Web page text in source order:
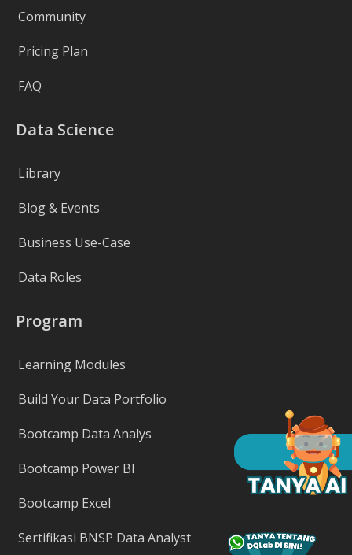
Community
Pricing Plan
FAQ
Data Science
Library
Blog & Events
Business Use-Case
Data Roles
Program
Learning Modules
Build Your Data Portfolio
Bootcamp Data Analys
Bootcamp Power BI
Bootcamp Excel
Sertifikasi BNSP Data Analyst